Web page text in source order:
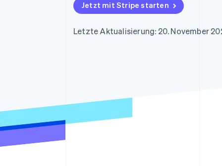
Autorisierungsraten
Beschleunigter Bezahlvorgang
Jetzt mit Stripe starten
Letzte Aktualisierung: 20. November